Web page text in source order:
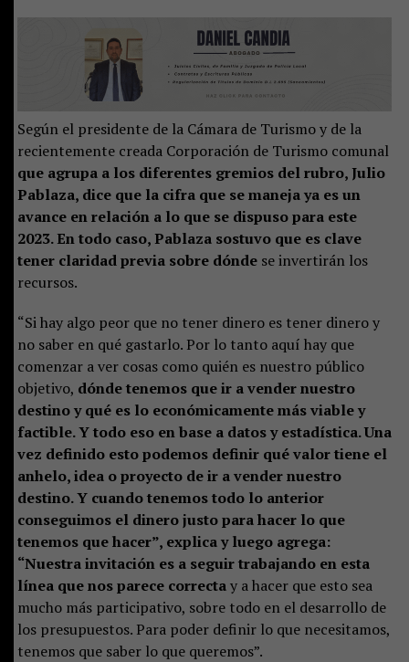
Según el presidente de la Cámara de Turismo y de la
recientemente creada Corporación de Turismo comunal
que agrupa a los diferentes gremios del rubro, Julio
Pablaza, dice que la cifra que se maneja ya es un
avance en relación a lo que se dispuso para este
2023. En todo caso, Pablaza sostuvo que es clave
tener claridad previa sobre dóndese invertirán los
recursos.
“Si hay algo peor que no tener dinero es tener dinero y
no saber en qué gastarlo. Por lo tanto aquí hay que
comenzar a ver cosas como quién es nuestro público
objetivo, dónde tenemos que ir a vender nuestro
destino y qué es lo económicamente más viable y
factible. Y todo eso en base a datos y estadística. Una
vez definido esto podemos definir qué valor tiene el
anhelo, idea o proyecto de ir a vender nuestro
destino. Y cuando tenemos todo lo anterior
conseguimos el dinero justo para hacer lo que
tenemos que hacer”, explica y luego agrega:
“Nuestra invitación es a seguir trabajando en esta
línea que nos parece correctay a hacer que esto sea
mucho más participativo, sobre todo en el desarrollo de
los presupuestos. Para poder definir lo que necesitamos,
tenemos que saber lo que queremos”.